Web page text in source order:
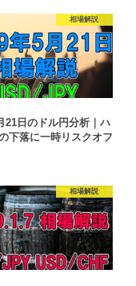
相場解説
21日のドル円分析｜ハ
下落に一時リスクオフ
相場解説